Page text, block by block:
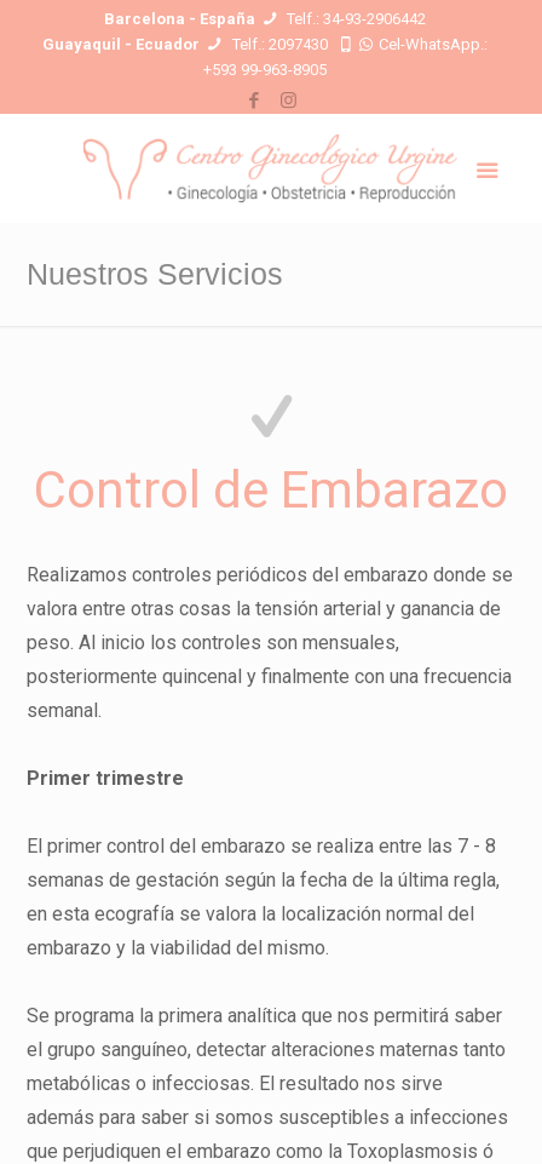
Barcelona - España
Telf.: 34-93-2906442
Guayaquil - Ecuador
Telf.: 2097430
Cel-WhatsApp.:
+593 99-963-8905
Nuestros Servicios
Control de Embarazo
Realizamos controles periódicos del embarazo donde se
valora entre otras cosas la tensión arterial y ganancia de
peso. Al inicio los controles son mensuales,
posteriormente quincenal y finalmente con una frecuencia
semanal.
Primer trimestre
El primer control del embarazo se realiza entre las 7 - 8
semanas de gestación según la fecha de la última regla,
en esta ecografía se valora la localización normal del
embarazo y la viabilidad del mismo.
Se programa la primera analítica que nos permitirá saber
el grupo sanguíneo, detectar alteraciones maternas tanto
metabólicas o infecciosas. El resultado nos sirve
además para saber si somos susceptibles a infecciones
que perjudiquen el embarazo como la Toxoplasmosis ó